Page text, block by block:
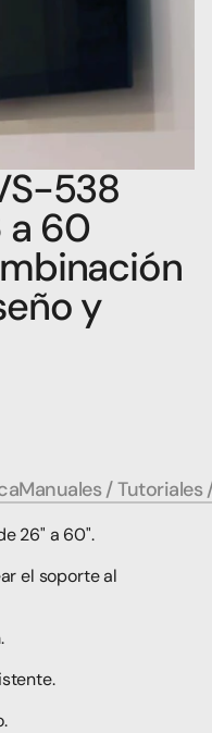
a 60
y
Manuales / Tutoriales
26" a 60".
el soporte al